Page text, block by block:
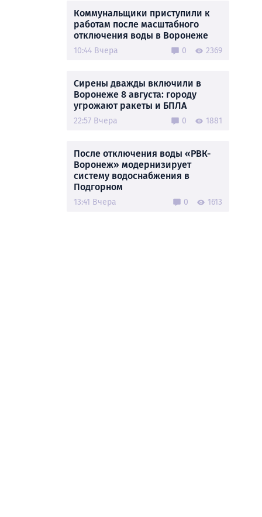
Коммунальщики приступили к
работам после масштабного
отключения воды в Воронеже
10:44 Вчера 0 2369
Сирены дважды включили в
Воронеже 8 августа: городу
угрожают ракеты и БПЛА
22:57 Вчера 0 1881
После отключения воды «РВК-
Воронеж» модернизирует
систему водоснабжения в
Подгорном
13:41 Вчера 0 1613